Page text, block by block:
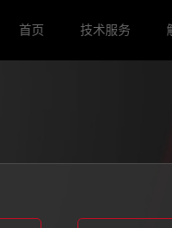
首页 技术服务